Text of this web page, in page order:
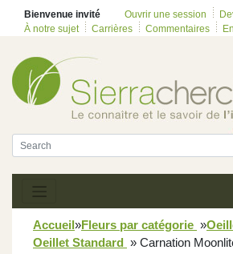
Bienvenue invité Ouvrir une session
À notre sujet
Carrières Commentaires
Accueil»Fleurs par catégorie »
Oeillet Standard » Carnation